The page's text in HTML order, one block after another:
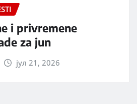
i privremene
za jun
јул 21, 2026